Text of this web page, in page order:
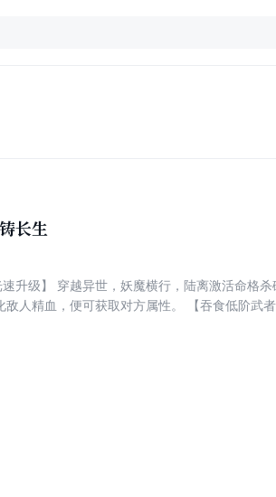
长生
速升级】 穿越异世，妖魔横行，陆离激活命格
敌人精血，便可获取对方属性。 【吞食低阶武